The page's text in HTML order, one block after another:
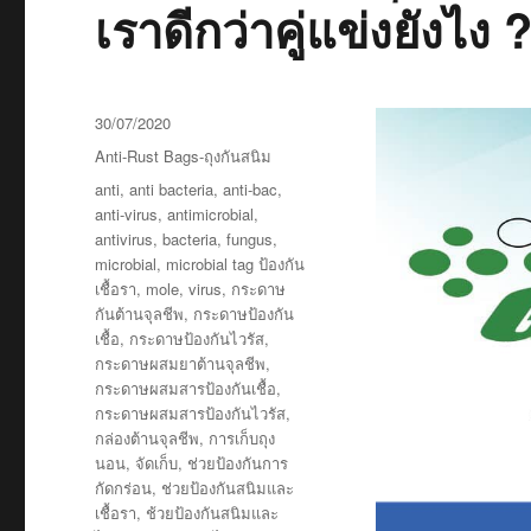
เราดีกว่าคู่แข่งยังไง
Posted
on
30/07/2020
Categories
Anti-Rust Bags-ถุงกันสนิม
Tags
anti,anti bacteria,anti-bac,
anti-virus,antimicrobial,
antivirus,bacteria,fungus,
microbial, microbial tag ป้องกัน
เชื้อรา, mole,virus, กระดาษ
กันต้านจุลชีพ, กระดาษป้องกัน
เชื้อ, กระดาษป้องกันไวรัส,
กระดาษผสมยาต้านจุลชีพ,
กระดาษผสมสารป้องกันเชื้อ,
กระดาษผสมสารป้องกันไวรัส,
กล่องต้านจุลชีพ, การเก็บถุง
นอน, จัดเก็บ, ช่วยป้องกันการ
กัดกร่อน, ช่วยป้องกันสนิมและ
เชื้อรา, ช้วยป้องกันสนิมและ